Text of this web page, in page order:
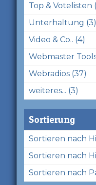
Top & Votelisten
Unterhaltung (3)
Video & Co.. (4)
Webmaster
Webradios (37)
weiteres... (3)
Sortierung
Sortieren nach
Sortieren nach
Sortieren nach